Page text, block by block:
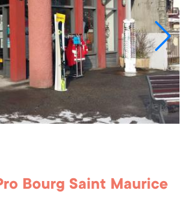
Bourg Saint Maurice